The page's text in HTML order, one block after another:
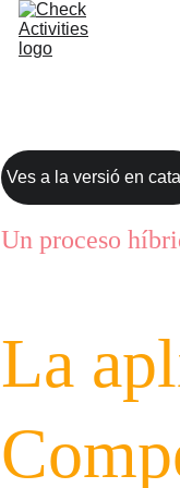
Un proceso
La
Ves a la versió en